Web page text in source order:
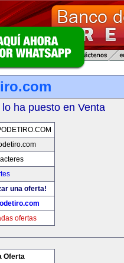
ha puesto en Venta
una oferta!
ofertas
Oferta